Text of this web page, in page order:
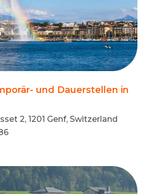
und Dauerstellen in
2, 1201 Genf, Switzerland